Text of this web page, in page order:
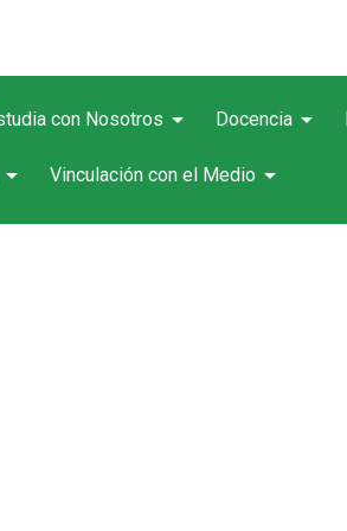
con Nosotros arrow_drop_down Docencia arrow_drop_down
arrow_drop_down Vinculación con el Medio arrow_drop_down